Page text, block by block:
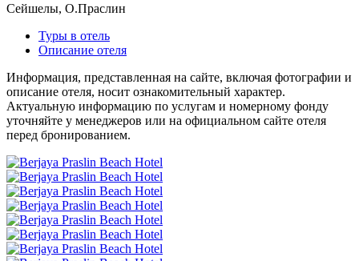
Сейшелы, О.Праслин
Туры в отель
Описание отеля
Информация, представленная на сайте, включая фотографии и
описание отеля, носит ознакомительный характер.
Актуальную информацию по услугам и номерному фонду
уточняйте у менеджеров или на официальном сайте отеля
перед бронированием.